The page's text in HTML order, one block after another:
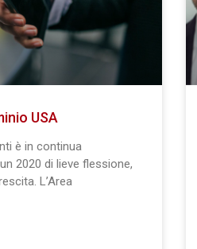
USA
è in continua
2020 di lieve flessione,
L’Area